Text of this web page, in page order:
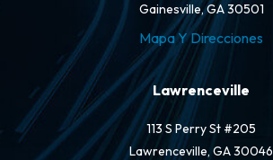
Gainesville, GA 30501
Mapa Y Direcciones
Lawrenceville
113 S Perry St #205
Lawrenceville, GA 30046